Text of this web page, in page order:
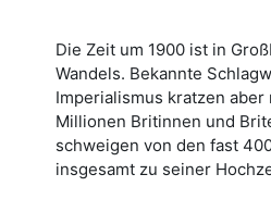
Die Zeit um 1900 ist in
Wandels. Bekannte
Imperialismus kratzen
Millionen Britinnen und
schweigen von den fast
insgesamt zu seiner